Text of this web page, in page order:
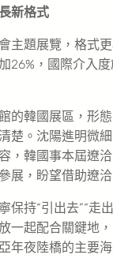
新格式
主題展覽，格式
26%，國際介入
的韓國展區，形
楚。沈陽進明微
，韓國事本屆遼
展，盼望借助遼洽
保持“引出去”“走
一起配合關鍵地
年夜陸橋的主要